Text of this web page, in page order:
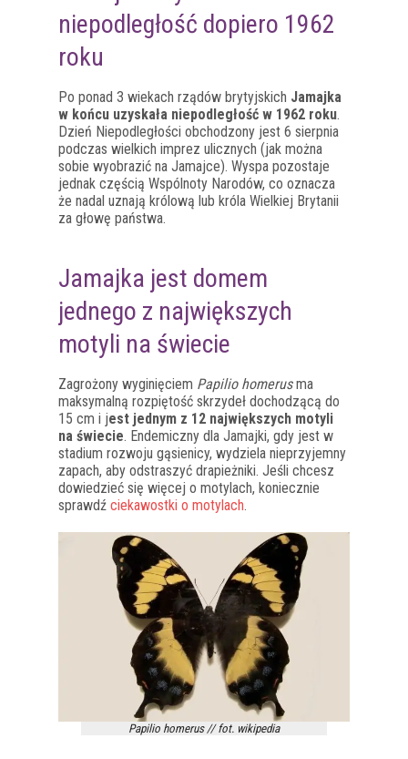
niepodległość dopiero 1962
roku
Po ponad 3 wiekach rządów brytyjskich Jamajka
w końcu uzyskała niepodległość w 1962 roku.
Dzień Niepodległości obchodzony jest 6 sierpnia
podczas wielkich imprez ulicznych (jak można
sobie wyobrazić na Jamajce). Wyspa pozostaje
jednak częścią Wspólnoty Narodów, co oznacza
że nadal uznają królową lub króla Wielkiej Brytanii
za głowę państwa.
Jamajka jest domem
jednego z największych
motyli na świecie
Zagrożony wyginięciem Papilio homerusma
maksymalną rozpiętość skrzydeł dochodzącą do
15 cm i jest jednym z 12 największych motyli
na świecie. Endemiczny dla Jamajki, gdy jest w
stadium rozwoju gąsienicy, wydziela nieprzyjemny
zapach, aby odstraszyć drapieżniki. Jeśli chcesz
dowiedzieć się więcej o motylach, koniecznie
sprawdź ciekawostki o motylach.
Papilio homerus // fot. wikipedia